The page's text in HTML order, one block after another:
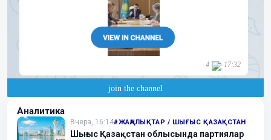
Аналитика
Вчера, 16:14#ЖАҢАЛЫҚТАР / ШЫҒЫС ҚАЗАҚСТАН
Шығыс Қазақстан облысында партиялар